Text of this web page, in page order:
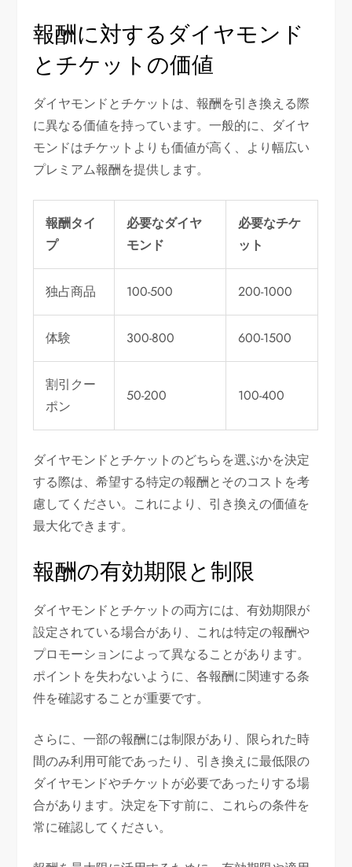
報酬に対するダイヤモンド
とチケットの価値
ダイヤモンドとチケットは、報酬を引き換える際
に異なる価値を持っています。一般的に、ダイヤ
モンドはチケットよりも価値が高く、より幅広い
プレミアム報酬を提供します。
報酬タイ
プ
必要なダイヤ
モンド
必要なチケ
ット
独占商品 100-500 200-1000
体験 300-800 600-1500
割引クー
ポン
50-200 100-400
ダイヤモンドとチケットのどちらを選ぶかを決定
する際は、希望する特定の報酬とそのコストを考
慮してください。これにより、引き換えの価値を
最大化できます。
報酬の有効期限と制限
ダイヤモンドとチケットの両方には、有効期限が
設定されている場合があり、これは特定の報酬や
プロモーションによって異なることがあります。
ポイントを失わないように、各報酬に関連する条
件を確認することが重要です。
さらに、一部の報酬には制限があり、限られた時
間のみ利用可能であったり、引き換えに最低限の
ダイヤモンドやチケットが必要であったりする場
合があります。決定を下す前に、これらの条件を
常に確認してください。